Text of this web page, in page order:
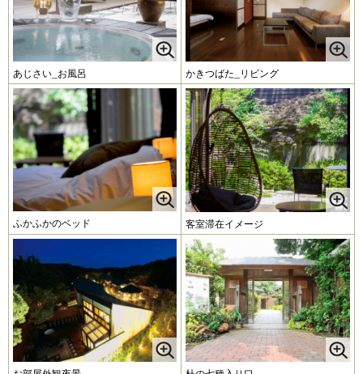
あじさい_お風呂 かきつばた_リビング
ふかふかのベッド 客室滞在イメージ